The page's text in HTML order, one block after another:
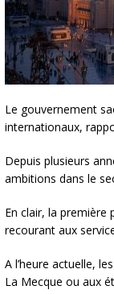
Le gouvernement
internationaux,
Depuis plusieurs
ambitions dans le
En clair, la première
recourant aux
A l’heure actuelle,
La Mecque ou aux